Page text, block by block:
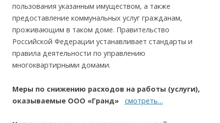
пользования указанным имуществом, а также
предоставление коммунальных услуг гражданам,
проживающим в таком доме. Правительство
Российской Федерации устанавливает стандарты и
правила деятельности по управлению
многоквартирными домами.
Меры по снижению расходов на работы (услуги),
оказываемые ООО «Гранд»
смотреть…